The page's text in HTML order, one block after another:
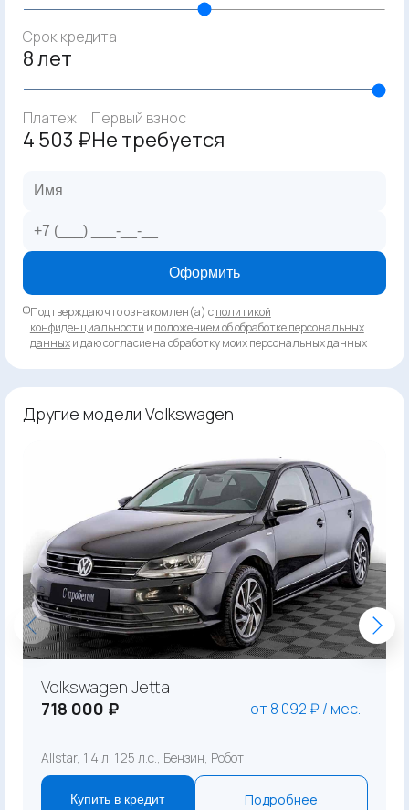
Срок кредита
8 лет
Платеж
4 503 ₽
Первый взнос
Не требуется
Оформить
Подтверждаю что ознакомлен(а) сполитикой
конфиденциальности и положением об обработке персональных
данныхи даю согласие на обработку моих персональных данных
Другие модели Volkswagen
Volkswagen Jetta
718 000 ₽
от 8 092 ₽ / мес.
Allstar, 1.4 л. 125 л.с., Бензин, Робот
Купить в кредит Подробнее